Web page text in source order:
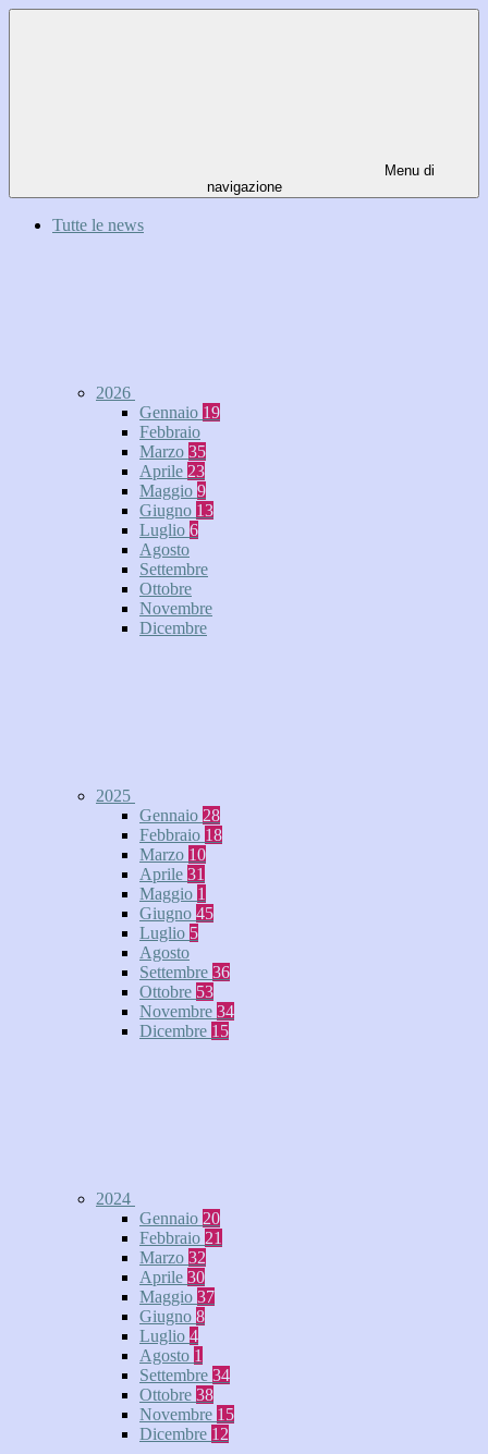
Menu di
navigazione
Tutte le news
2026
Gennaio 19
Febbraio
Marzo 35
Aprile 23
Maggio 9
Giugno 13
Luglio 6
Agosto
Settembre
Ottobre
Novembre
Dicembre
2025
Gennaio 28
Febbraio 18
Marzo 10
Aprile 31
Maggio 1
Giugno 45
Luglio 5
Agosto
Settembre 36
Ottobre 53
Novembre 34
Dicembre 15
2024
Gennaio 20
Febbraio 21
Marzo 32
Aprile 30
Maggio 37
Giugno 8
Luglio 4
Agosto 1
Settembre 34
Ottobre 38
Novembre 15
Dicembre 12